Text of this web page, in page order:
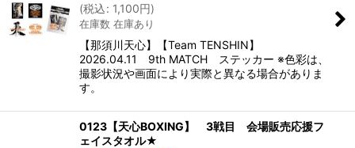
(税込: 1,100円)
在庫数 在庫あり
【那須川天心】【Team TENSHIN】
2026.04.11 9th MATCH ステッカー ※色彩は、
撮影状況や画面により実際と異なる場合がありま
す。
0123【天心BOXING】 3戦目 会場販売応援フ
ェイスタオル★